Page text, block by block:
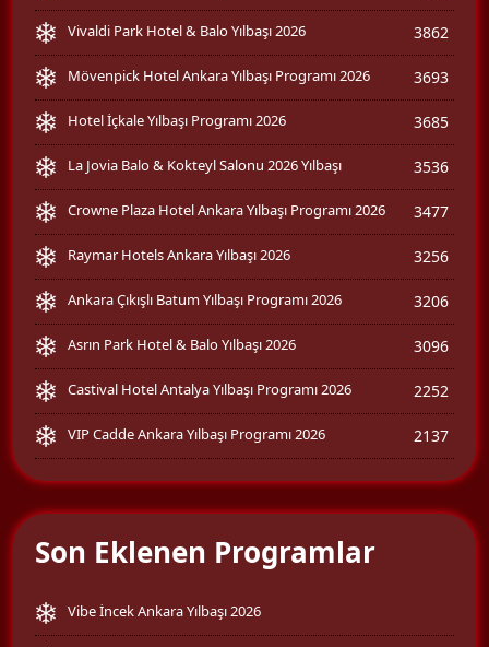
Vivaldi Park Hotel & Balo Yılbaşı 2026 3862
Mövenpick Hotel Ankara Yılbaşı Programı 2026 3693
Hotel İçkale Yılbaşı Programı 2026 3685
La Jovia Balo & Kokteyl Salonu 2026 Yılbaşı 3536
Crowne Plaza Hotel Ankara Yılbaşı Programı 2026 3477
Raymar Hotels Ankara Yılbaşı 2026 3256
Ankara Çıkışlı Batum Yılbaşı Programı 2026 3206
Asrın Park Hotel & Balo Yılbaşı 2026 3096
Castival Hotel Antalya Yılbaşı Programı 2026 2252
VIP Cadde Ankara Yılbaşı Programı 2026 2137
Son Eklenen Programlar
Vibe İncek Ankara Yılbaşı 2026